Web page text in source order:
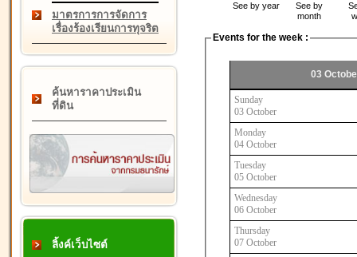
มาตรการการจัดการ
เรื่องร้องเรียนการทุจริต
ค้นหาราคาประเมิน
ที่ดิน
ลิ้งค์เว็บไซต์
See by year
See by
month
Events for the week :
03
Sunday
03 October
Monday
04 October
Tuesday
05 October
Wednesday
06 October
Thursday
07 October